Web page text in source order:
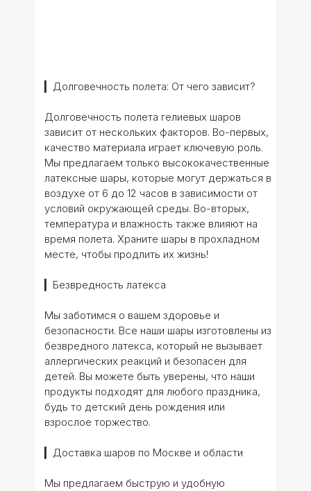
▎Долговечность полета: От чего зависит?
Долговечность полета гелиевых шаров
зависит от нескольких факторов. Во-первых,
качество материала играет ключевую роль.
Мы предлагаем только высококачественные
латексные шары, которые могут держаться в
воздухе от 6 до 12 часов в зависимости от
условий окружающей среды. Во-вторых,
температура и влажность также влияют на
время полета. Храните шары в прохладном
месте, чтобы продлить их жизнь!
▎Безвредность латекса
Мы заботимся о вашем здоровье и
безопасности. Все наши шары изготовлены из
безвредного латекса, который не вызывает
аллергических реакций и безопасен для
детей. Вы можете быть уверены, что наши
продукты подходят для любого праздника,
будь то детский день рождения или
взрослое торжество.
▎Доставка шаров по Москве и области
Мы предлагаем быструю и удобную